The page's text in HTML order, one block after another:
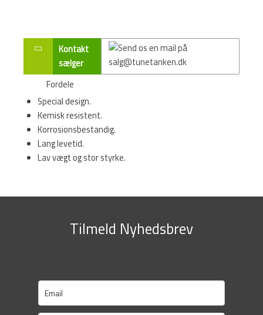
Kontakt
sælger
Fordele
Special design.
Kemisk resistent.
Korrosionsbestandig.
Lang levetid.
Lav vægt og stor styrke.
Tilmeld Nyhedsbrev